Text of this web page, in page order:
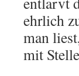
ehrlich
man
mit